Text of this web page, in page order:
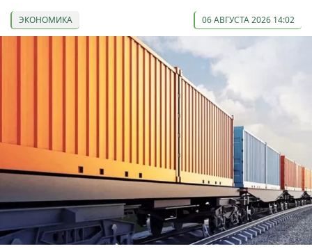
ЭКОНОМИКА 06 АВГУСТА 2026 14:02